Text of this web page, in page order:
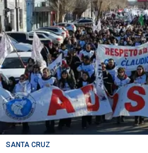
SANTA CRUZ